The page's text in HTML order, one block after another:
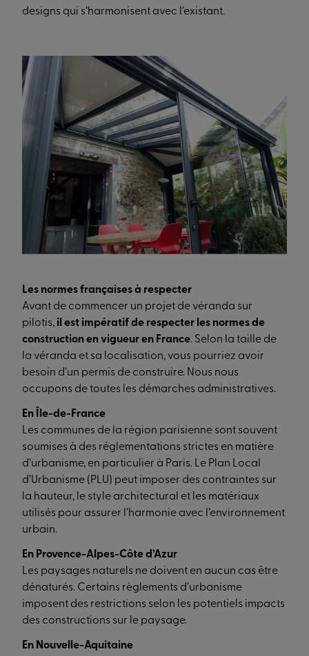
designs qui s’harmonisent avec l’existant.
Les normes françaises à respecter
Avant de commencer un projet de véranda sur
pilotis, il est impératif de respecter les normes de
construction en vigueur en France. Selon la taille de
la véranda et sa localisation, vous pourriez avoir
besoin d’un permis de construire. Nous nous
occupons de toutes les démarches administratives.
En Île-de-France
Les communes de la région parisienne sont souvent
soumises à des réglementations strictes en matière
d’urbanisme, en particulier à Paris. Le Plan Local
d’Urbanisme (PLU) peut imposer des contraintes sur
la hauteur, le style architectural et les matériaux
utilisés pour assurer l’harmonie avec l’environnement
urbain.
En Provence-Alpes-Côte d’Azur
Les paysages naturels ne doivent en aucun cas être
dénaturés. Certains règlements d’urbanisme
imposent des restrictions selon les potentiels impacts
des constructions sur le paysage.
En Nouvelle-Aquitaine